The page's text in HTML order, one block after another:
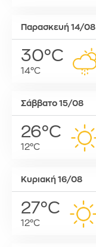
Παρασκευή 14/08
30°C
14°C
Σάββατο 15/08
26°C
12°C
Κυριακή 16/08
27°C
12°C